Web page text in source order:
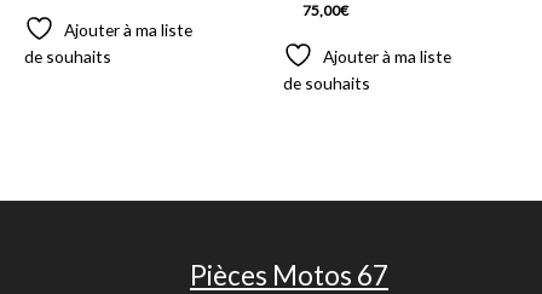
Ajouter à ma liste
de souhaits
75,00€
Ajouter à ma liste
de souhaits
Pièces Motos 67